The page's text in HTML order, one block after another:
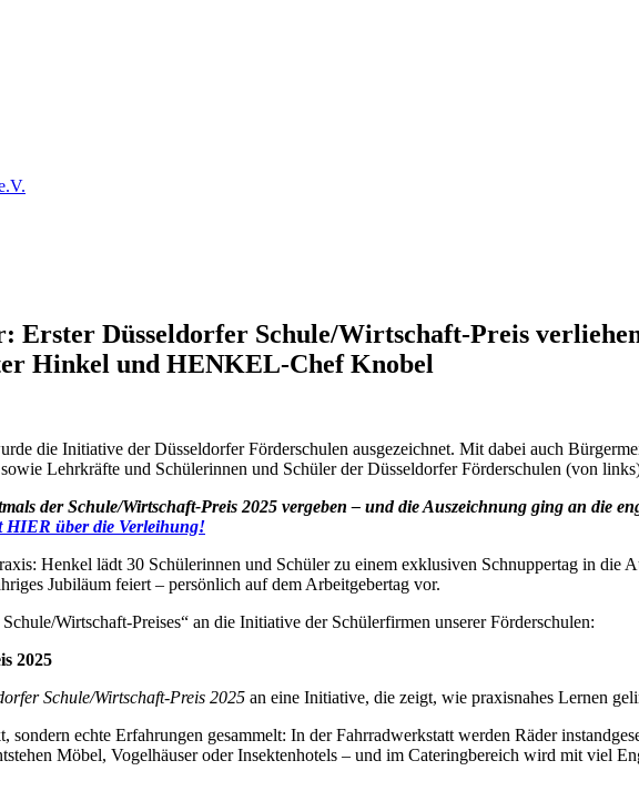
Düsseldorfer Schule/Wirtschaft-Preis
Hinkel und HENKEL-Chef Knobel
die Initiative der Düsseldorfer Förderschulen ausgezeichnet. Mit dabei auch
Lehrkräfte und Schülerinnen und Schüler der Düsseldorfer Förderschulen (von
der Schule/Wirtschaft-Preis 2025 vergeben – und die Auszeichnung ging an die
HIER über die Verleihung!
Henkel lädt 30 Schülerinnen und Schüler zu einem exklusiven Schnuppertag in
Jubiläum feiert – persönlich auf dem Arbeitgebertag vor.
Wirtschaft-Preises“ an die Initiative der Schülerfirmen unserer Förderschulen:
2025
Schule/Wirtschaft-Preis 2025 an eine Initiative, die zeigt, wie praxisnahes Lernen
echte Erfahrungen gesammelt: In der Fahrradwerkstatt werden Räder
Möbel, Vogelhäuser oder Insektenhotels – und im Cateringbereich wird mit viel